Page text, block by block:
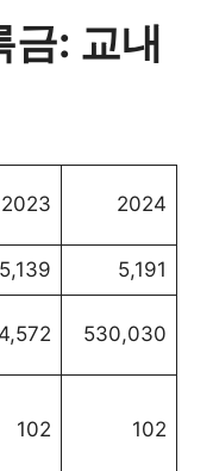
금: 교내
2023 2024
5,139 5,191
530,030
102 102